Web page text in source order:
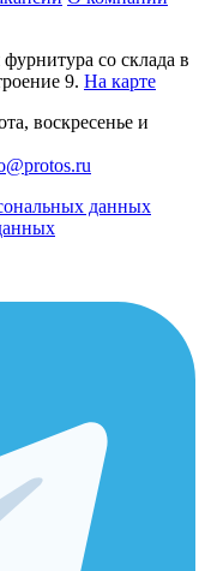
со склада в
9. На карте
воскресенье и
данных